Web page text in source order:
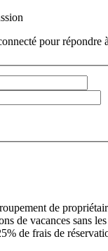
pour répondre
de
de vacances sans
de frais de